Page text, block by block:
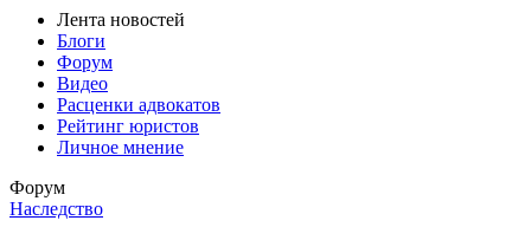
Лента новостей
Блоги
Форум
Видео
Расценки адвокатов
Рейтинг юристов
Личное мнение
Форум
Наследство